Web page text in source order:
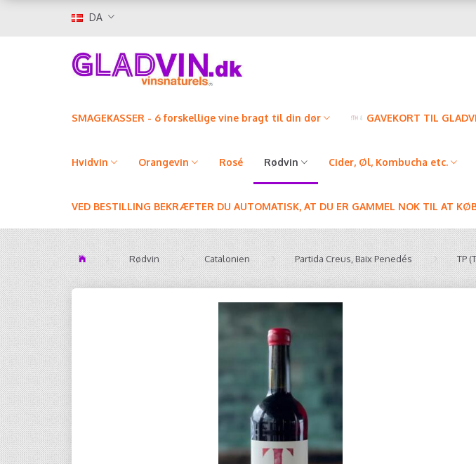
DA
SMAGEKASSER - 6 forskellige vine bragt til din dør GAVEKORT TIL
Hvidvin Orangevin Rosé Rødvin Cider, Øl, Kombucha etc.
VED BESTILLING BEKRÆFTER DU AUTOMATISK, AT DU ER GAMMEL NOK TIL AT
Rødvin Catalonien Partida Creus, Baix Penedés TP